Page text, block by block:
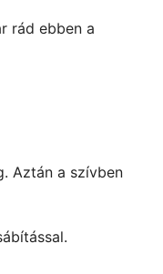
rád ebben a
Aztán a szívben